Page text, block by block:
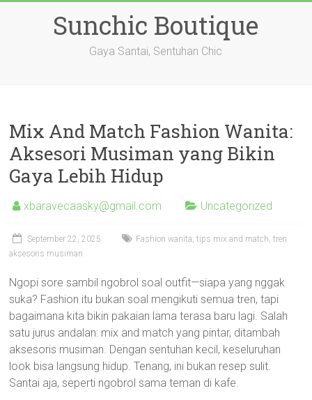
Sunchic Boutique
Gaya Santai, Sentuhan Chic
Mix And Match Fashion Wanita:
Aksesori Musiman yang Bikin
Gaya Lebih Hidup
xbaravecaasky@gmail.com Uncategorized
September 22, 2025
Fashion wanita, tips mix and match, tren
aksesoris musiman
Ngopi sore sambil ngobrol soal outfit—siapa yang nggak
suka? Fashion itu bukan soal mengikuti semua tren, tapi
bagaimana kita bikin pakaian lama terasa baru lagi. Salah
satu jurus andalan: mix and match yang pintar, ditambah
aksesoris musiman. Dengan sentuhan kecil, keseluruhan
look bisa langsung hidup. Tenang, ini bukan resep sulit.
Santai aja, seperti ngobrol sama teman di kafe.